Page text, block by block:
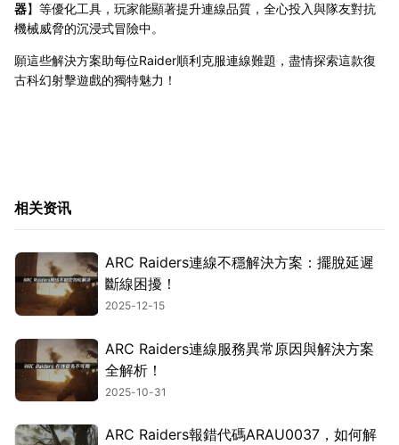
器】等優化工具，玩家能顯著提升連線品質，全心投入與隊友對抗
機械威脅的沉浸式冒險中。
願這些解決方案助每位Raider順利克服連線難題，盡情探索這款復
古科幻射擊遊戲的獨特魅力！
相关资讯
ARC Raiders連線不穩解決方案：擺脫延遲
斷線困擾！
2025-12-15
ARC Raiders連線服務異常原因與解決方案
全解析！
2025-10-31
ARC Raiders報錯代碼ARAU0037，如何解